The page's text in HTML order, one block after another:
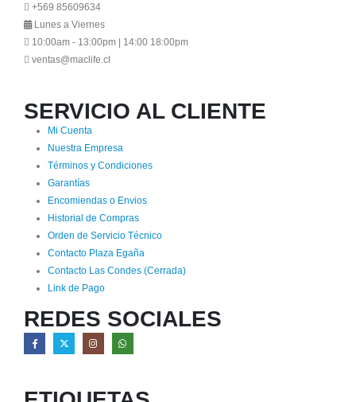
+569 85609634
Lunes a Viernes
10:00am - 13:00pm | 14:00 18:00pm
ventas@maclife.cl
SERVICIO AL CLIENTE
Mi Cuenta
Nuestra Empresa
Términos y Condiciones
Garantías
Encomiendas o Envios
Historial de Compras
Orden de Servicio Técnico
Contacto Plaza Egaña
Contacto Las Condes (Cerrada)
Link de Pago
REDES SOCIALES